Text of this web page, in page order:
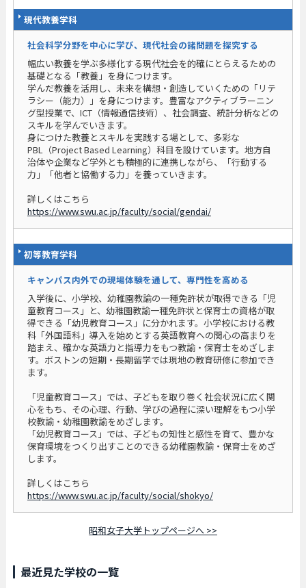
現代教養学科
社会科学分野を中心に学び、現代社会の諸問題を探究する
幅広い教養を学ぶ多様化する現代社会を的確にとらえるための
基礎となる「教養」を身につけます。
学んだ教養を活用し、未来を構想・創造していくための「リテ
ラシー（能力）」を身につけます。豊富なアクティブラーニン
グ型授業で、ICT（情報通信技術）、社会調査、統計分析などの
スキルを学んでいきます。
身につけた教養とスキルを実践する場として、多彩な
PBL（Project Based Learning）科目を設けています。地方自
治体や企業など学外とも積極的に連携しながら、「行動する
力」「他者と協働する力」を養っていきます。
詳しくはこちら
https://www.swu.ac.jp/faculty/social/gendai/
初等教育学科
キャンパス内外での現場体験を通して、専門性を高める
入学後に、小学校、幼稚園教諭の一種免許状が取得できる「児
童教育コース」と、幼稚園教諭一種免許状と保育士の資格が取
得できる「幼児教育コース」に分かれます。小学校における教
科「外国語科」導入を始めとする英語教育への関心の高まりを
踏まえ、確かな英語力と指導力をもつ教諭・保育士をめざしま
す。ボストンの短期・長期留学では現地の教育研修に参加でき
ます。
「児童教育コース」では、子どもを取り巻く社会状況に広く関
心をもち、その心理、行動、学びの過程に深い理解をもつ小学
校教諭・幼稚園教諭をめざします。
「幼児教育コース」では、子どもの知性と感性を育て、豊かな
保育環境をつくり出すことのできる幼稚園教諭・保育士をめざ
します。
詳しくはこちら
https://www.swu.ac.jp/faculty/social/shokyo/
昭和女子大学トップページへ >>
最近見た学校の一覧